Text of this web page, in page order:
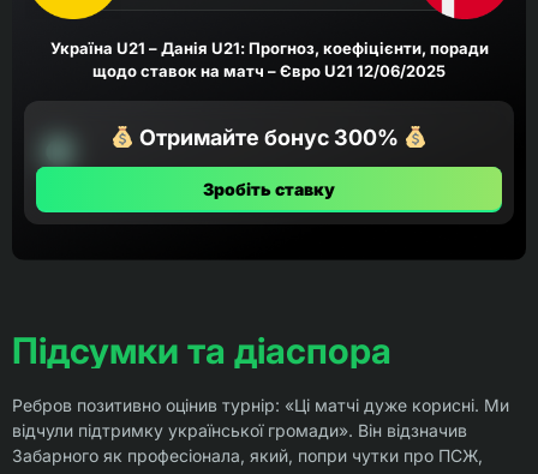
Україна U21 – Данія U21: Прогноз, коефіцієнти, поради
щодо ставок на матч – Євро U21 12/06/2025
Отримайте бонус 300%
Зробіть ставку
Підсумки та діаспора
Ребров позитивно оцінив турнір: «Ці матчі дуже корисні. Ми
відчули підтримку української громади». Він відзначив
Забарного як професіонала, який, попри чутки про ПСЖ,